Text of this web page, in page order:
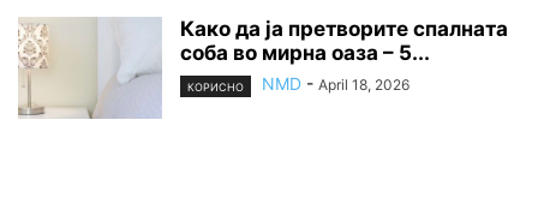
Како да ја претворите спалната
соба во мирна оаза – 5...
КОРИСНО NMD - April 18, 2026